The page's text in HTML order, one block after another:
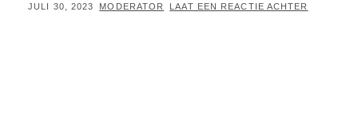
GEPLAATST
JULI 30, 2023 BY
MODERATOR LAAT EEN REACTIE ACHTER